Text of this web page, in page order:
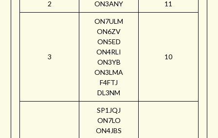
2 ON3ANY 11
3
ON7ULM
ON6ZV
ON5ED
ON4RLI
ON3YB
ON3LMA
F4FTJ
DL3NM
10
SP1JQJ
ON7LO
ON4JBS